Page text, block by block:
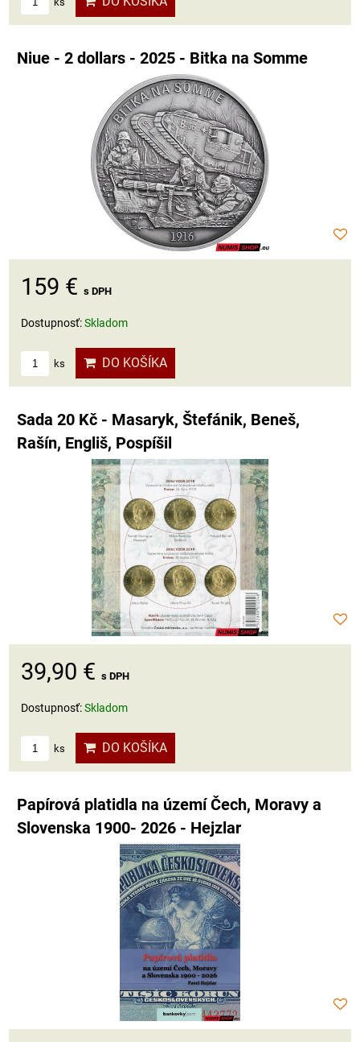
Niue - 2 dollars - 2025 - Bitka na Somme
159 € s DPH
Dostupnosť:Skladom
ks DO KOŠÍKA
Sada 20 Kč - Masaryk, Štefánik, Beneš,
Rašín, Engliš, Pospíšil
39,90 € s DPH
Dostupnosť:Skladom
ks DO KOŠÍKA
Papírová platidla na území Čech, Moravy a
Slovenska 1900- 2026 - Hejzlar